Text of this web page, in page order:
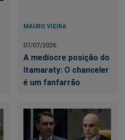
MAURO VIEIRA
07/07/2026
A medíocre posição do
Itamaraty: O chanceler
é um fanfarrão